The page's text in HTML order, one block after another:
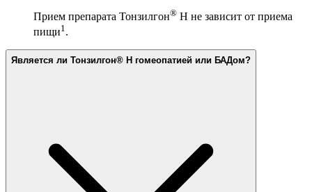
Прием препарата Тонзилгон® Н не зависит от приема
пищи1.
Является ли Тонзилгон® Н гомеопатией или БАДом?